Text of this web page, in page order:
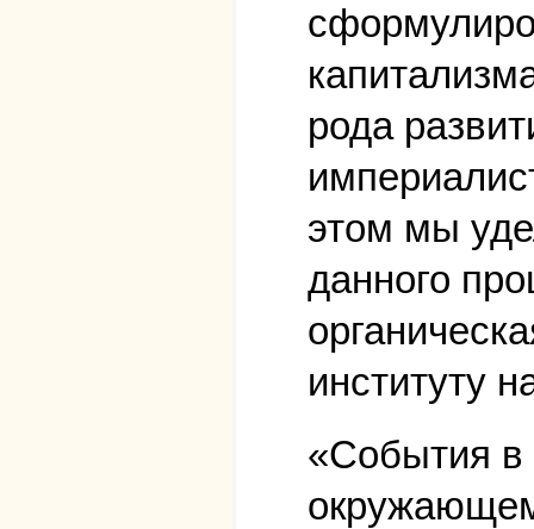
рода
этом мы
данного
институту
«События в